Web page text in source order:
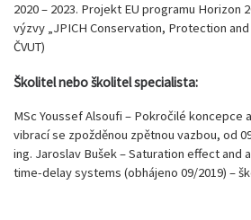
2020 – 2023. Projekt EU programu Horizon
výzvy „JPICH Conservation, Protection and
ČVUT)
Školitel nebo školitel specialista:
MSc Youssef Alsoufi – Pokročilé koncepce
vibrací se zpožděnou zpětnou vazbou, od
ing. Jaroslav Bušek – Saturation effect and
time-delay systems (obhájeno 09/2019) –